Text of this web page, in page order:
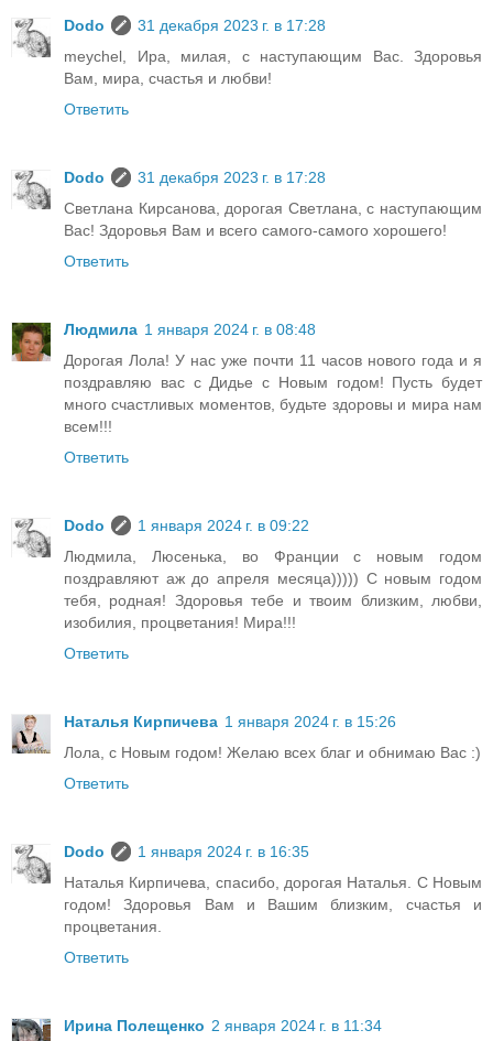
Dodo
31 декабря 2023 г. в 17:28
meychel, Ира, милая, с наступающим Вас. Здоровья
Вам, мира, счастья и любви!
Ответить
Dodo
31 декабря 2023 г. в 17:28
Светлана Кирсанова, дорогая Светлана, с наступающим
Вас! Здоровья Вам и всего самого-самого хорошего!
Ответить
Людмила 1 января 2024 г. в 08:48
Дорогая Лола! У нас уже почти 11 часов нового года и я
поздравляю вас с Дидье с Новым годом! Пусть будет
много счастливых моментов, будьте здоровы и мира нам
всем!!!
Ответить
Dodo
1 января 2024 г. в 09:22
Людмила, Люсенька, во Франции с новым годом
поздравляют аж до апреля месяца))))) С новым годом
тебя, родная! Здоровья тебе и твоим близким, любви,
изобилия, процветания! Мира!!!
Ответить
Наталья Кирпичева 1 января 2024 г. в 15:26
Лола, с Новым годом! Желаю всех благ и обнимаю Вас :)
Ответить
Dodo
1 января 2024 г. в 16:35
Наталья Кирпичева, спасибо, дорогая Наталья. С Новым
годом! Здоровья Вам и Вашим близким, счастья и
процветания.
Ответить
Ирина Полещенко 2 января 2024 г. в 11:34